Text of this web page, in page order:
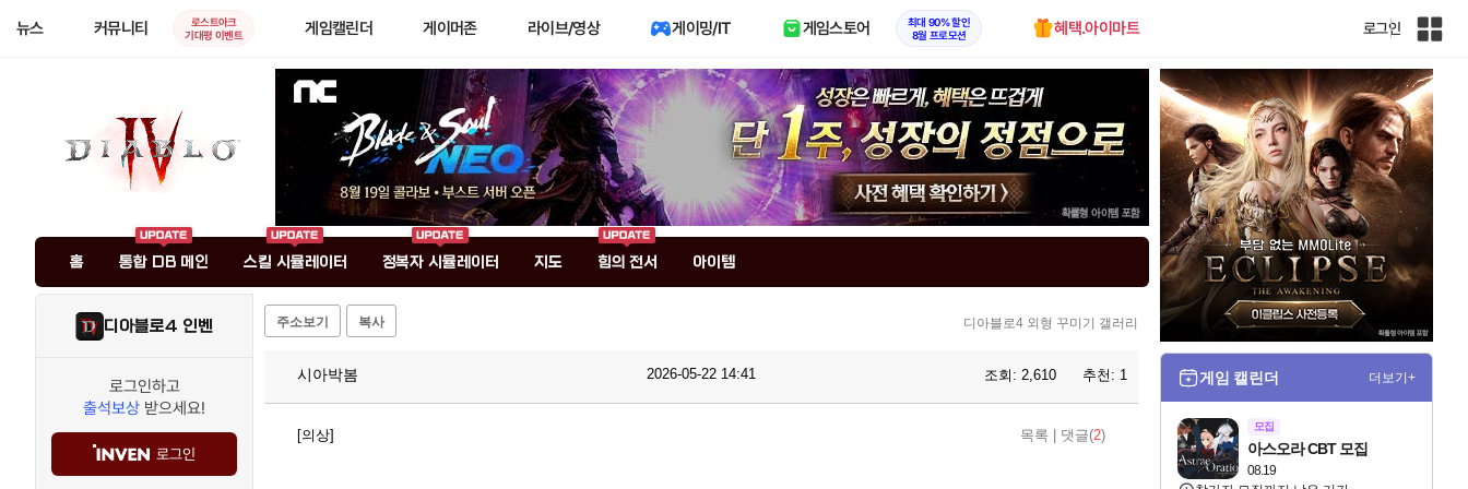
뉴스 커뮤니티
로스트아크
기대평 이벤트
게임캘린더 게이머존 라이브/영상 게이밍/IT 게임스토어
최대 90% 할인
8월 프로모션
혜택.아이마트 로그인
인
전
체
사
이
트
맵
홈 통합 DB 메인 스킬 시뮬레이터 정복자 시뮬레이터 지도 힘의 전서 아이템
디아블로4 인벤
로그인하고
출석보상 받으세요!
로그인
주소보기 복사 디아블로4 외형 꾸미기 갤러리
시아박봄 2026-05-22 14:41 조회: 2,610 추천: 1
[의상] 목록 댓글(2)
게임 캘린더 더보기+
모집
08.19
아스오라 CBT 모집